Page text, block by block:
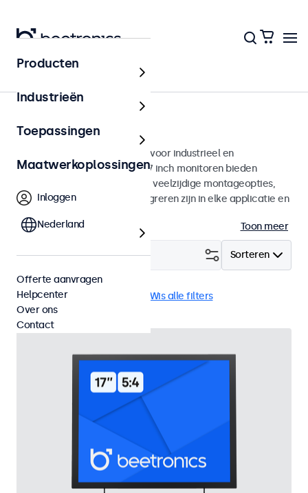
Monitoren
17 inch monitoren
17 inch monitoren ontworpen voor industrieel en
commercieel gebruik. Deze 17 inch monitoren bieden
diverse videoaansluitingen en veelzijdige montageopties,
waarmee ze naadloos te integreren zijn in elke applicatie en
Toon meer
Sorteren
Filter (2)
17 inch monitoren Wis alle filters
Producten
Industrieën
Toepassingen
Maatwerkoplossingen
Inloggen
Nederland
Offerte aanvragen
Helpcenter
Over ons
Contact